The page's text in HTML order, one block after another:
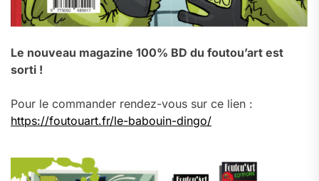
Le nouveau magazine 100% BD du foutou’art est
sorti !
Pour le commander rendez-vous sur ce lien :
https://foutouart.fr/le-babouin-dingo/